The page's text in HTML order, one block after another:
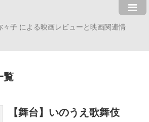
々子 による映画レビューと映画関連情
覧
【舞台】いのうえ歌舞伎